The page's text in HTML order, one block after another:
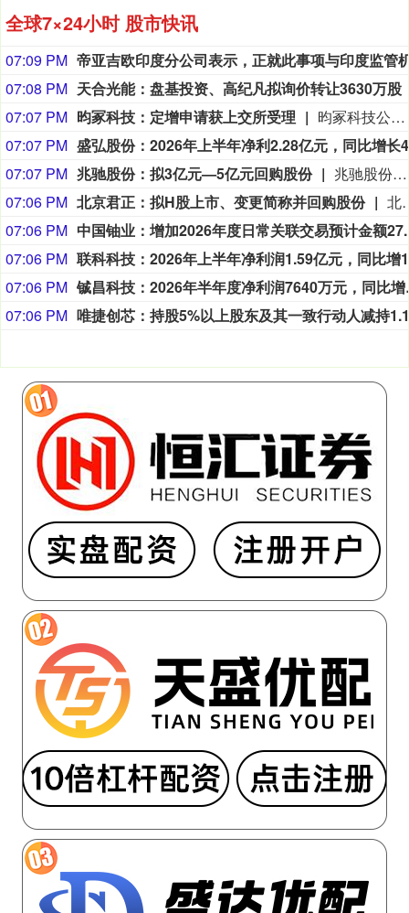
全球7×24小时 股市快讯
07:09 PM
07:08 PM
07:07 PM 昀冢科技：定增申请获上交所受理
昀冢科技公告，公司于2026年8月10日收到上海证券交易所出具的《关于受理苏州昀冢电子科技股份有限公司科创板上市公司发行证券申请的通知》，上交所认为公司报送的申请文件齐备，符合法定形式，决定予以受理并依法进行审核。公司本次向特定对象发行A股股票事项尚需通过上交所审核，并获得中国证监会作出同意注册的决定后方可实施。
07:07 PM
07:07 PM 兆驰股份：拟3亿元—5亿元回购股份
兆驰股份(002429)8月10日公告，公司拟以3亿元—5亿元回购股份，用于维护公司价值及股东权益（出售）。回购价格不超过13.99元/股。
07:06 PM 北京君正：拟H股上市、变更简称并回购股份
北京君正公告称，公司第六届董事会第十三次会议审议通过多项议案。同意H股全球发售及在港交所主板上市相关安
07:06 PM
07:06 PM
07:06 PM
铖昌科
07:06 PM